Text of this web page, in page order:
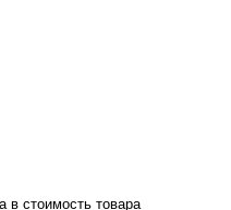
в стоимость товара